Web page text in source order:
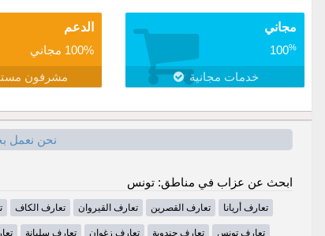
مجاني
100%
خدمات مجانية
الدعم
100% مجاني
مشرفون
نحن نعمل
ابحث عن عزاب في مناطق: تونس
تعارف أريانا تعارف القصرين تعارف القيروان تعارف الكاف
تعارف تونس تعارف جندوبة تعارف زغوان تعارف سليانة